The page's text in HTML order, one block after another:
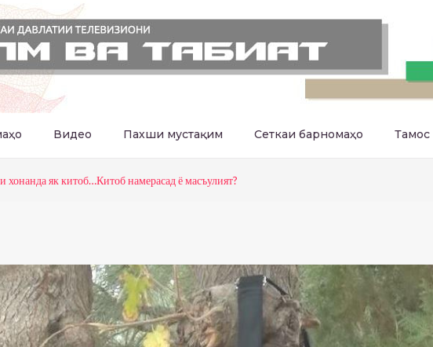
Видео Пахши мустақим Сеткаи барномаҳо Тамос
як китоб…Китоб намерасад ё масъулият?